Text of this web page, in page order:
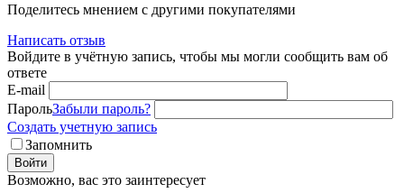
Поделитесь мнением с другими покупателями
Написать отзыв
Войдите в учётную запись, чтобы мы могли сообщить вам об
ответе
E-mail
ПарольЗабыли пароль?
Создать учетную запись
Запомнить
Войти
Возможно, вас это заинтересует